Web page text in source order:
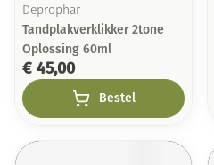
Deprophar
Tandplakverklikker 2tone
Oplossing 60ml
€ 45,00
Bestel